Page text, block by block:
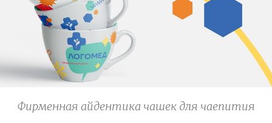
Фирменная айдентика чашек для чаепития